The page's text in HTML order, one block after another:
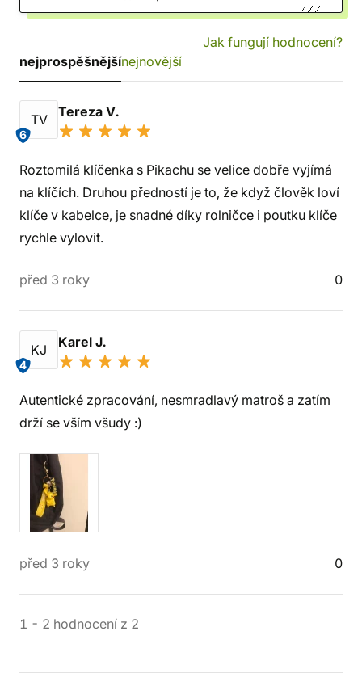
Jak fungují hodnocení?
nejprospěšnějšínejnovější
TV
6
Tereza V.
Roztomilá klíčenka s Pikachu se velice dobře vyjímá
na klíčích. Druhou předností je to, že když člověk loví
klíče v kabelce, je snadné díky rolničce i poutku klíče
rychle vylovit.
před 3 roky 0
KJ
4
Karel J.
Autentické zpracování, nesmradlavý matroš a zatím
drží se vším všudy :)
před 3 roky 0
1 - 2 hodnocení z 2